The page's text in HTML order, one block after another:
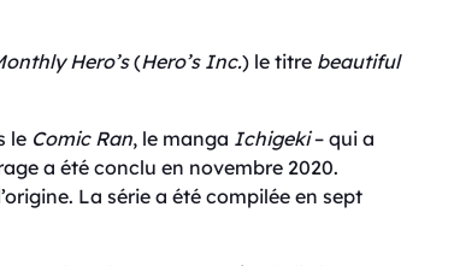
Hero’s(Hero’s Inc.) le titre beautiful
le Comic Ran, le manga Ichigeki– qui a
a été conclu en novembre 2020.
La série a été compilée en sept